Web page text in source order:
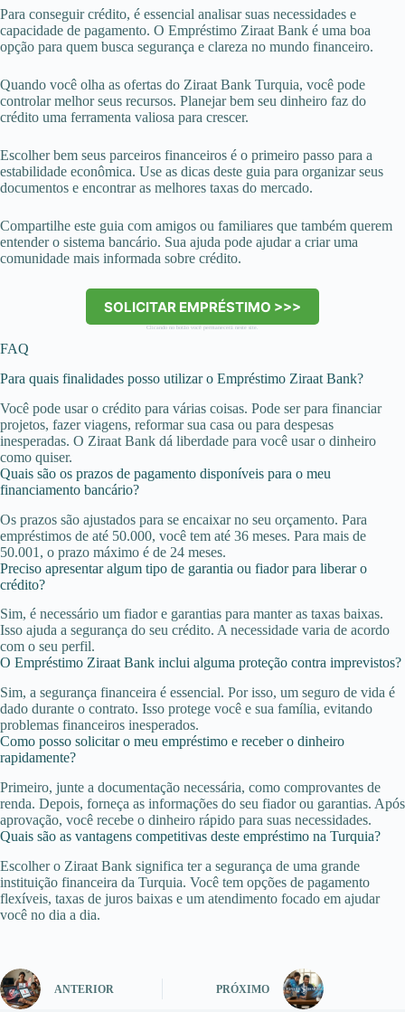
Para conseguir crédito, é essencial analisar suas necessidades e
capacidade de pagamento. O Empréstimo Ziraat Bank é uma boa
opção para quem busca segurança e clareza no mundo financeiro.
Quando você olha as ofertas do Ziraat Bank Turquia, você pode
controlar melhor seus recursos. Planejar bem seu dinheiro faz do
crédito uma ferramenta valiosa para crescer.
Escolher bem seus parceiros financeiros é o primeiro passo para a
estabilidade econômica. Use as dicas deste guia para organizar seus
documentos e encontrar as melhores taxas do mercado.
Compartilhe este guia com amigos ou familiares que também querem
entender o sistema bancário. Sua ajuda pode ajudar a criar uma
comunidade mais informada sobre crédito.
SOLICITAR EMPRÉSTIMO >>>
Clicando no botão você permanecerá neste site.
FAQ
Para quais finalidades posso utilizar o Empréstimo Ziraat Bank?
Você pode usar o crédito para várias coisas. Pode ser para financiar
projetos, fazer viagens, reformar sua casa ou para despesas
inesperadas. O Ziraat Bank dá liberdade para você usar o dinheiro
como quiser.
Quais são os prazos de pagamento disponíveis para o meu
financiamento bancário?
Os prazos são ajustados para se encaixar no seu orçamento. Para
empréstimos de até 50.000, você tem até 36 meses. Para mais de
50.001, o prazo máximo é de 24 meses.
Preciso apresentar algum tipo de garantia ou fiador para liberar o
crédito?
Sim, é necessário um fiador e garantias para manter as taxas baixas.
Isso ajuda a segurança do seu crédito. A necessidade varia de acordo
com o seu perfil.
O Empréstimo Ziraat Bank inclui alguma proteção contra imprevistos?
Sim, a segurança financeira é essencial. Por isso, um seguro de vida é
dado durante o contrato. Isso protege você e sua família, evitando
problemas financeiros inesperados.
Como posso solicitar o meu empréstimo e receber o dinheiro
rapidamente?
Primeiro, junte a documentação necessária, como comprovantes de
renda. Depois, forneça as informações do seu fiador ou garantias. Após
aprovação, você recebe o dinheiro rápido para suas necessidades.
Quais são as vantagens competitivas deste empréstimo na Turquia?
Escolher o Ziraat Bank significa ter a segurança de uma grande
instituição financeira da Turquia. Você tem opções de pagamento
flexíveis, taxas de juros baixas e um atendimento focado em ajudar
você no dia a dia.
ANTERIOR PRÓXIMO